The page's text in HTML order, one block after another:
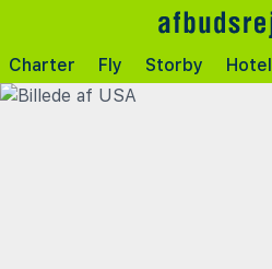
Charter Fly Storby Hotel